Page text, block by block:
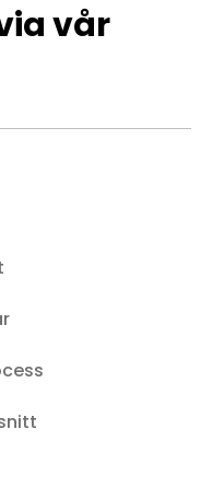
vår